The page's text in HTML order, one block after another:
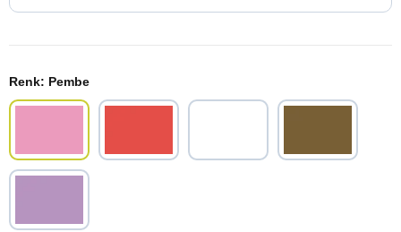
Renk: Pembe